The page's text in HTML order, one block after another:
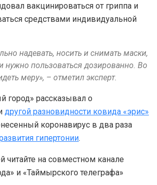
вакцинироваться от гриппа и
средствами индивидуальной
надевать, носить и снимать маски,
нужно пользоваться дозированно. Во
меру», – отметил эксперт.
город» рассказывал о
другой разновидности ковида «эрис»
коронавирус в два раза
гипертонии.
читайте на совместном канале
и «Таймырского телеграфа»